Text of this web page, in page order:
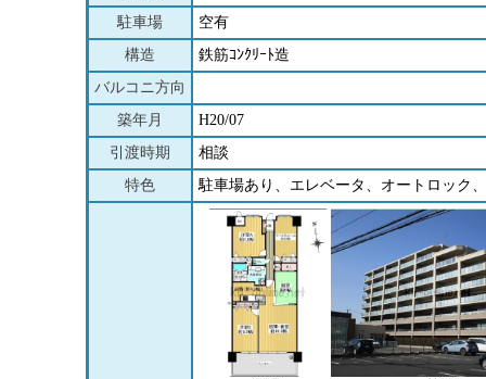
駐車場
空有
構造
鉄筋ｺﾝｸﾘｰﾄ造
バルコニ方向
築年月
H20/07
引渡時期
相談
特色
駐車場あり、エレベータ、オートロック